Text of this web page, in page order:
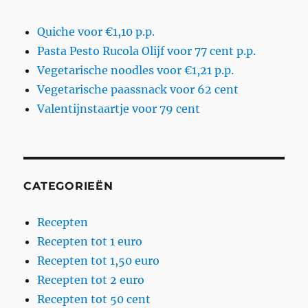
Quiche voor €1,10 p.p.
Pasta Pesto Rucola Olijf voor 77 cent p.p.
Vegetarische noodles voor €1,21 p.p.
Vegetarische paassnack voor 62 cent
Valentijnstaartje voor 79 cent
CATEGORIEËN
Recepten
Recepten tot 1 euro
Recepten tot 1,50 euro
Recepten tot 2 euro
Recepten tot 50 cent